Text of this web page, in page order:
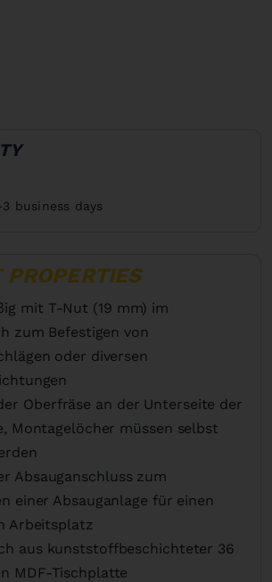
business days
PROPERTIES
mit T-Nut (19 mm) im
zum Befestigen von
oder diversen
Oberfräse an der Unterseite der
Montagelöcher müssen selbst
Absauganschluss zum
einer Absauganlage für einen
Arbeitsplatz
aus kunststoffbeschichteter 36
MDF-Tischplatte